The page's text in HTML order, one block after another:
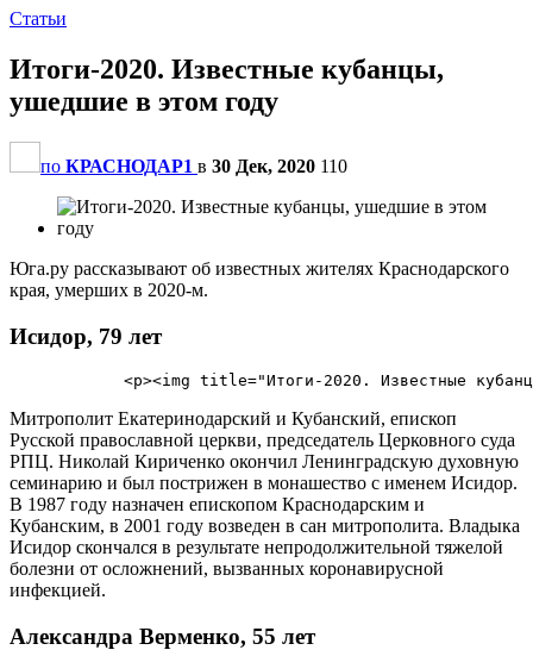
Статьи
Итоги-2020. Известные кубанцы,
ушедшие в этом году
по КРАСНОДАР1 в 30 Дек, 2020 110
Юга.ру рассказывают об известных жителях Краснодарского
края, умерших в 2020-м.
Исидор, 79 лет
Митрополит Екатеринодарский и Кубанский, епископ
Русской православной церкви, председатель Церковного суда
РПЦ. Николай Кириченко окончил Ленинградскую духовную
семинарию и был пострижен в монашество с именем Исидор.
В 1987 году назначен епископом Краснодарским и
Кубанским, в 2001 году возведен в сан митрополита. Владыка
Исидор скончался в результате непродолжительной тяжелой
болезни от осложнений, вызванных коронавирусной
инфекцией.
Александра Верменко, 55 лет